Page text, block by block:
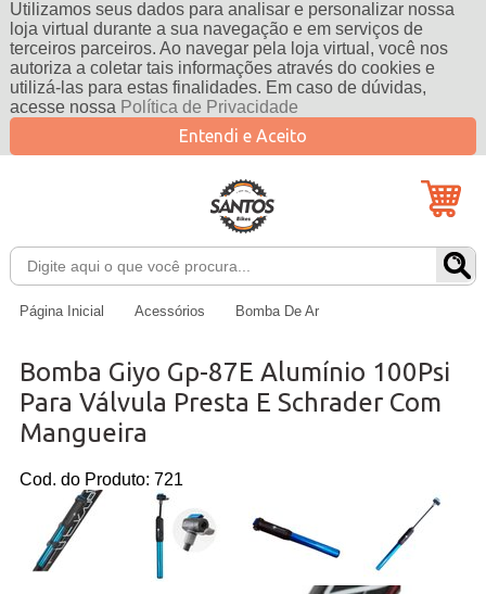
Utilizamos seus dados para analisar e personalizar nossa
loja virtual durante a sua navegação e em serviços de
terceiros parceiros. Ao navegar pela loja virtual, você nos
autoriza a coletar tais informações através do cookies e
utilizá-las para estas finalidades. Em caso de dúvidas,
acesse nossa Política de Privacidade
Entendi e Aceito
Página Inicial Acessórios Bomba De Ar
Bomba Giyo Gp-87E Alumínio 100Psi
Para Válvula Presta E Schrader Com
Mangueira
Cod. do Produto: 721